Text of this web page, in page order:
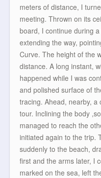
meters of distance, I
meeting. Thrown on its
board, I continue during
extending the way,
Curve. The height of the
distance. A long instant,
happened while I was
and polished surface of
tracing. Ahead, nearby,
tour. Inclining the body
managed to reach the
initiated again to the trip.
suddenly to the beach,
first and the arms later, I
marked on the sea, left